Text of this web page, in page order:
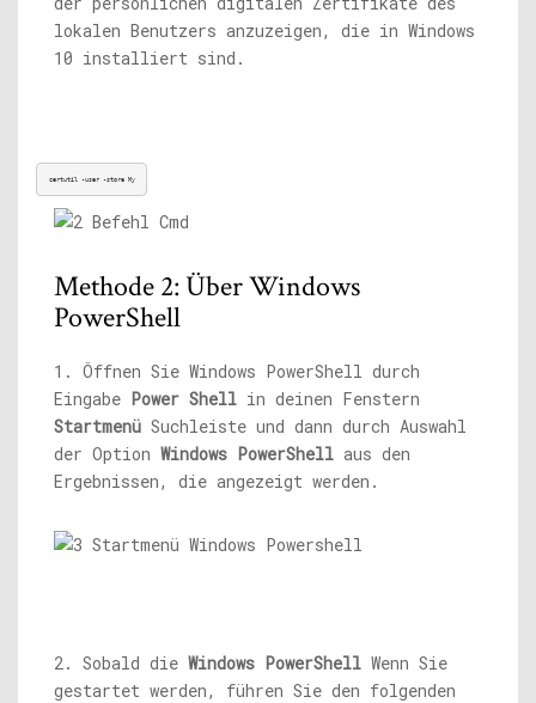
lokalen Benutzers anzuzeigen, die in Windows
10 installiert sind.
certutil -user -store My
Methode 2: Über Windows
PowerShell
1. Öffnen Sie Windows PowerShell durch
Eingabe Power Shell in deinen Fenstern
Startmenü Suchleiste und dann durch Auswahl
der Option Windows PowerShell aus den
Ergebnissen, die angezeigt werden.
2. Sobald die Windows PowerShell Wenn Sie
gestartet werden, führen Sie den folgenden